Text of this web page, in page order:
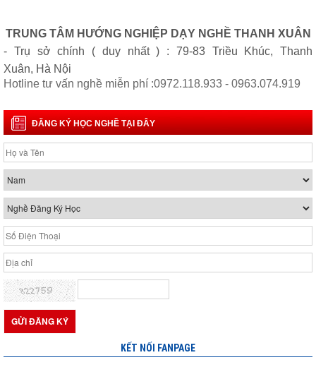
TRUNG TÂM HƯỚNG NGHIỆP DẠY NGHỀ THANH XUÂN
- Trụ sở chính ( duy nhất ) : 79-83 Triều Khúc, Thanh
Xuân, Hà Nội
Hotline tư vấn nghề miễn phí :0972.118.933 - 0963.074.919
ĐĂNG KÝ HỌC NGHỀ TẠI ĐÂY
KẾT NỐI FANPAGE